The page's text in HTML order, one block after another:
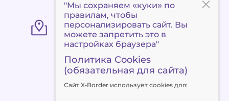
«Пункт выдачи Метро
«Сокольники» ул. Маленковская 32,
стр. 3
client@x-border.ru
"Мы сохраняем «куки» по
правилам, чтобы
персонализировать сайт. Вы
можете запретить это в
настройках браузера"
Политика Cookies
(обязательная для сайта)
Сайт X‑Border использует cookies для: